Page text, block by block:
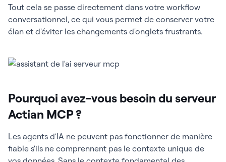
Tout cela se passe directement dans votre workflow
conversationnel, ce qui vous permet de conserver votre
élan et d'éviter les changements d'onglets frustrants.
Pourquoi avez-vous besoin du serveur
Actian MCP ?
Les agents d'IA ne peuvent pas fonctionner de manière
fiable s'ils ne comprennent pas le contexte unique de